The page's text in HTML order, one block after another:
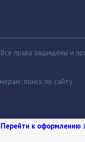
права защищены и
поиск по сайту
Перейти к оформлению